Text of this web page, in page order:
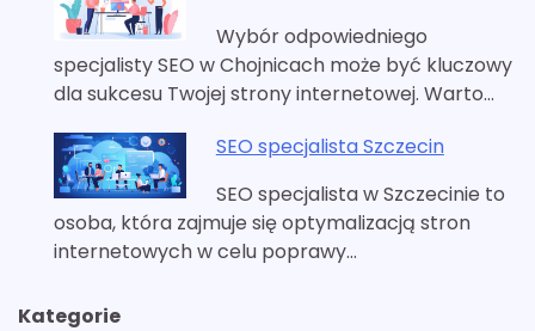
Wybór odpowiedniego
specjalisty SEO w Chojnicach może być kluczowy
dla sukcesu Twojej strony internetowej. Warto…
SEO specjalista Szczecin
SEO specjalista w Szczecinie to
osoba, która zajmuje się optymalizacją stron
internetowych w celu poprawy…
Kategorie